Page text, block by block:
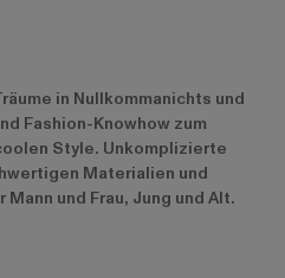
in Nullkommanichts und
Fashion-Knowhow zum
Style. Unkomplizierte
Materialien und
und Frau, Jung und Alt.